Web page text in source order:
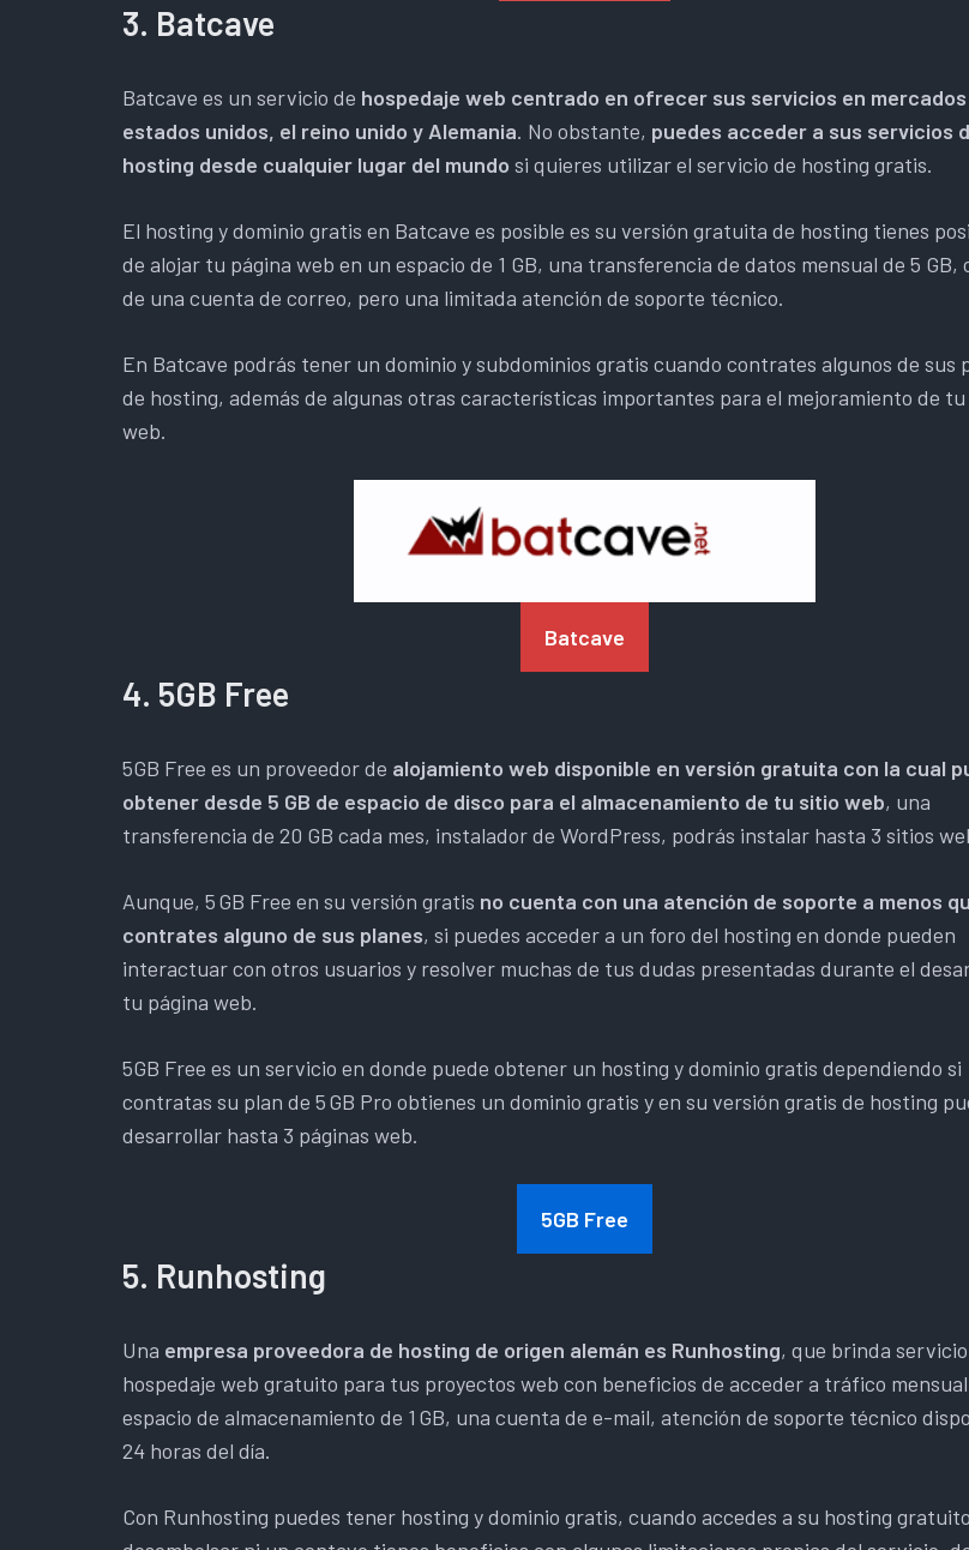
3. Batcave
Batcave es un servicio de hospedaje web centrado en ofrecer sus servicios en mercados
estados unidos, el reino unido y Alemania. No obstante, puedes acceder a sus servicios
hosting desde cualquier lugar del mundo si quieres utilizar el servicio de hosting gratis.
El hosting y dominio gratis en Batcave es posible es su versión gratuita de hosting tienes
de alojar tu página web en un espacio de 1 GB, una transferencia de datos mensual de 5 GB,
de una cuenta de correo, pero una limitada atención de soporte técnico.
En Batcave podrás tener un dominio y subdominios gratis cuando contrates algunos de sus
de hosting, además de algunas otras características importantes para el mejoramiento de
web.
Batcave
4. 5GB Free
5GB Free es un proveedor de alojamiento web disponible en versión gratuita con la cual
obtener desde 5 GB de espacio de disco para el almacenamiento de tu sitio web, una
transferencia de 20 GB cada mes, instalador de WordPress, podrás instalar hasta 3 sitios
Aunque, 5 GB Free en su versión gratis no cuenta con una atención de soporte a menos
contrates alguno de sus planes, si puedes acceder a un foro del hosting en donde pueden
interactuar con otros usuarios y resolver muchas de tus dudas presentadas durante el
tu página web.
5GB Free es un servicio en donde puede obtener un hosting y dominio gratis dependiendo si
contratas su plan de 5 GB Pro obtienes un dominio gratis y en su versión gratis de hosting
desarrollar hasta 3 páginas web.
5GB Free
5. Runhosting
Una empresa proveedora de hosting de origen alemán es Runhosting, que brinda
hospedaje web gratuito para tus proyectos web con beneficios de acceder a tráfico mensual
espacio de almacenamiento de 1 GB, una cuenta de e-mail, atención de soporte técnico
24 horas del día.
Con Runhosting puedes tener hosting y dominio gratis, cuando accedes a su hosting